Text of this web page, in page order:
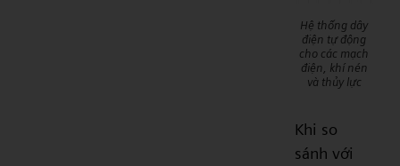
Hệ thống dây
điện tự động
cho các mạch
điện, khí nén
và thủy lực
Khi so
sánh với